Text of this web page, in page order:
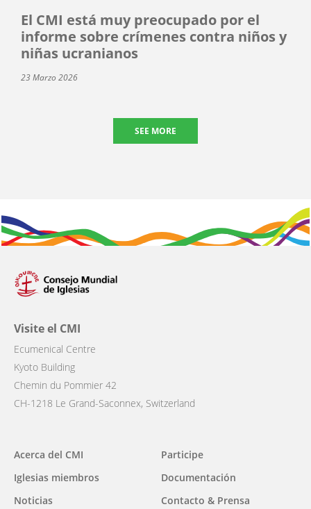
El CMI está muy preocupado por el
informe sobre crímenes contra niños y
niñas ucranianos
23 Marzo 2026
SEE MORE
Visite el CMI
Ecumenical Centre
Kyoto Building
Chemin du Pommier 42
CH-1218 Le Grand-Saconnex, Switzerland
Main
navigation
Acerca del CMI
Iglesias miembros
Noticias
Participe
Documentación
Contacto & Prensa